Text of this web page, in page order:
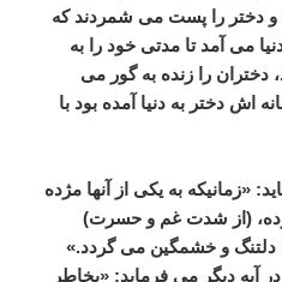
و دختر را پست می شمردند که
می آمد تا مدتی خود را
به
دختران را زنده به گور می
اش دختر به دنیا آمده بود با
: «زمانیکه به یکی از آنها مژده
( از شدت غم و حسرت)
دلتنگ و خشمگین می گردد.»
در آیه دیگر می فرماید: «بخاطر